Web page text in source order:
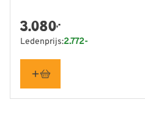
3.080,-
Ledenprijs:2.772-